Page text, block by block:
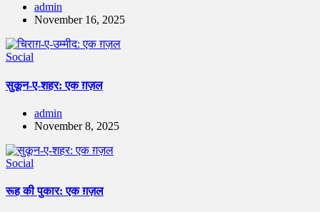
admin
November 16, 2025
Social
सुकून-ए-शहर: एक ग़ज़ल
admin
November 8, 2025
Social
रूह की पुकार: एक ग़ज़ल